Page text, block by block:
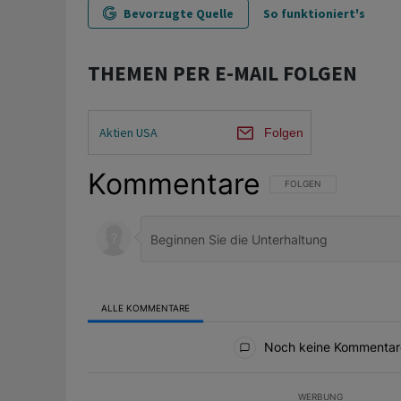
Bevorzugte Quelle So funktioniert's
THEMEN PER E-MAIL FOLGEN
Aktien USA Folgen
Kommentare FOLGE DIESER
FOLGEN
ALLE KOMMENTARE
Noch keine
WERBUNG